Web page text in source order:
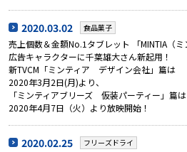
2020.03.02 食品菓子
売上個数＆金額No.1タブレット 「MINTIA（ミ
広告キャラクターに千葉雄大さん新起用！
新TVCM「ミンティア デザイン会社」篇は
2020年3月2日(月)より、
「ミンティアブリーズ 仮装パーティー」篇は
2020年4月7日（火）より放映開始！
2020.02.25 フリーズドライ